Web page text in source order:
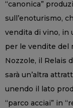
“canonica”
sull’enoturismo,
vendita di vino, in
per le vendite del
Nozzole, il Relais
sarà un’altra
unendo il lato
“parco acciai” in